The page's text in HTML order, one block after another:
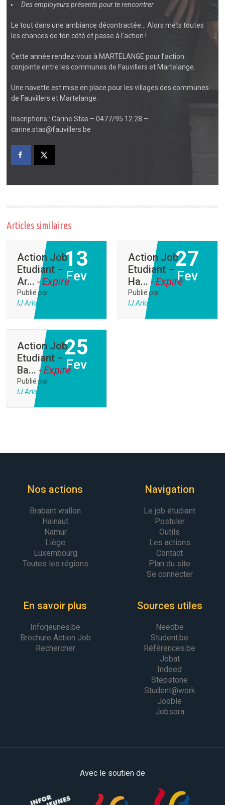
Des employeurs présents pour te rencontrer
Le tout dans une ambiance décontractée… Alors mets toutes
les chances de ton côté et passe à l’action !
Cette année rendez-vous à MARTELANGE pour l’action
conjointe entre les communes de Fauvillers et Martelange.
Une navette est mise en place pour les villages des communes
de Fauvillers et Martelange.
Inscriptions : Carine Stas – 0477/95.12.28 –
carine.stas@fauvillers.be
Articles similaires
Action Job
Etudiant –
Ar...- Expiré
Publié par
IJ Arlon
13
Fev
Action Job
Etudiant –
Ha...- Expiré
Publié par
IJ Arlon
27
Fev
Action Job
Etudiant –
Ba...- Expiré
Publié par
IJ Arlon
25
Fev
Nos actions
Brabant wallon
Hainaut
Namur
Liège
Luxembourg
Toutes les régions
Navigation
Le job étudiant
Postuler
Outils
Les actions
Contact
Plan du site
Se connecter
En savoir plus
Inforjeunes.be
Brochure Action Job
Rechercher
Sources utiles
Needbe
Student.be
Références.be
Jobat
Indeed
Stepstone
Student@work
Jooble
Jobsora
Avec le soutien de